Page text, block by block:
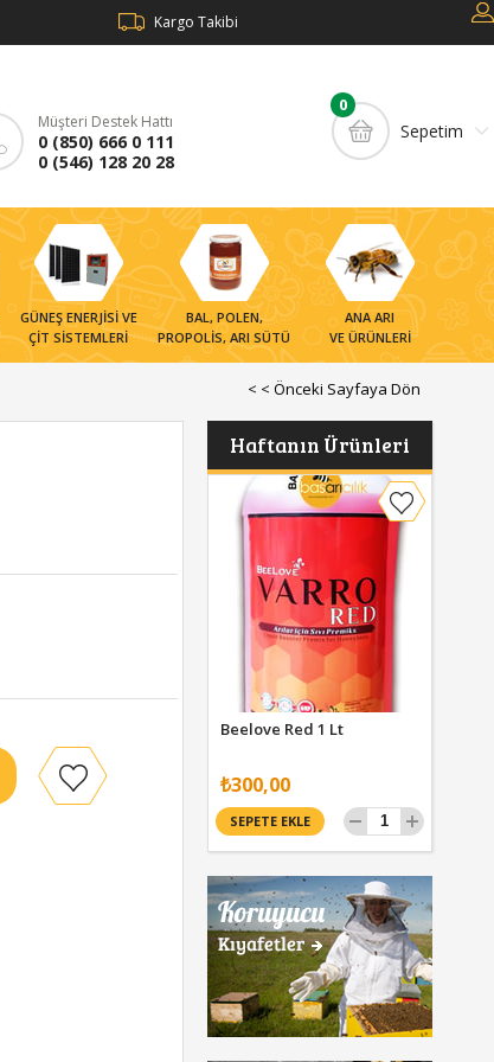
Kargo Takibi
Müşteri Destek Hattı
0 (850) 666 0 111
0 (546) 128 20 28
Sepetim
0
GÜNEŞ ENERJİSİ VE
ÇİT SİSTEMLERİ
BAL, POLEN,
PROPOLİS, ARI SÜTÜ
ANA ARI
VE ÜRÜNLERİ
< < Önceki Sayfaya Dön
Haftanın Ürünleri
Beelove Red 1 Lt
₺300,00
SEPETE EKLE